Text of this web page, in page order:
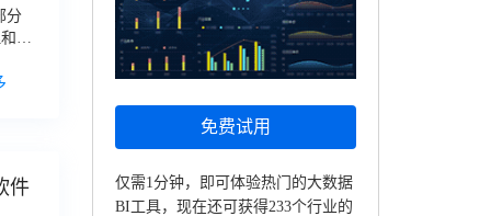
分
分
件
免费试用
仅需1分钟，即可体验热门的大数据
BI工具，现在还可获得233个行业的